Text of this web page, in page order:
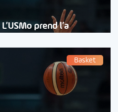
prend l’a
Basket